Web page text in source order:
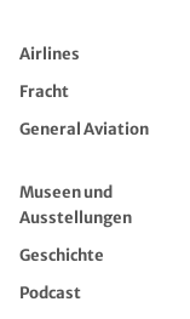
Airlines
Fracht
General Aviation
Museen und
Ausstellungen
Geschichte
Podcast